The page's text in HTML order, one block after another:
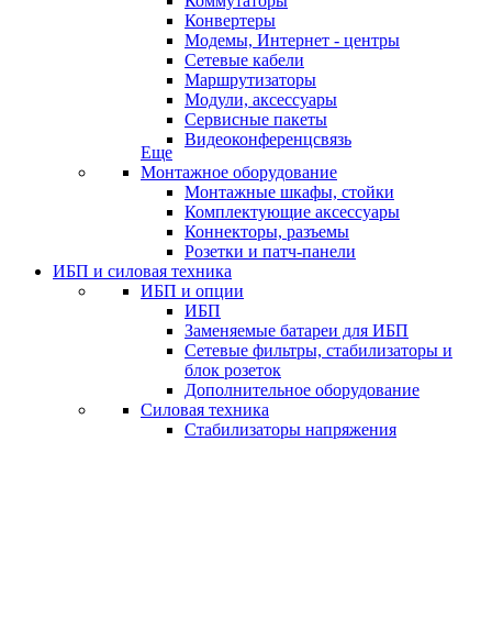
Конвертеры
Модемы, Интернет - центры
Сетевые кабели
Маршрутизаторы
Модули, аксессуары
Сервисные пакеты
Видеоконференцсвязь
Еще
Монтажное оборудование
Монтажные шкафы, стойки
Комплектующие аксессуары
Коннекторы, разъемы
Розетки и патч-панели
ИБП и силовая техника
ИБП и опции
ИБП
Заменяемые батареи для ИБП
Сетевые фильтры, стабилизаторы и
блок розеток
Дополнительное оборудование
Силовая техника
Стабилизаторы напряжения